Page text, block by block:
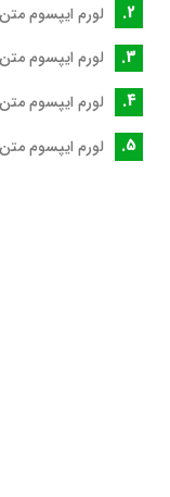
لورم ایپسوم
لورم ایپسوم
لورم ایپسوم
لورم ایپسوم